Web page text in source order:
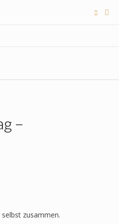
–
zusammen.